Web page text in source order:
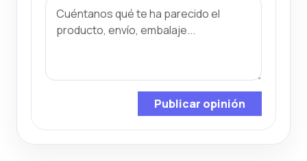
Publicar opinión